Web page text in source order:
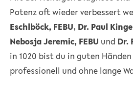
Potenz oft wieder verbessert
Eschlböck, FEBU, Dr. Paul
Nebosja Jeremic, FEBU und Dr.
in 1020 bist du in guten
professionell und ohne lange